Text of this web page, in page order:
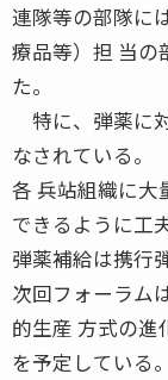
連隊等の部隊に
療品等）担 当の
た。
特に、弾薬に
なされている。
各 兵站組織に大
できるように工
弾薬補給は携行
次回フォーラム
的生産 方式の進
を予定している。